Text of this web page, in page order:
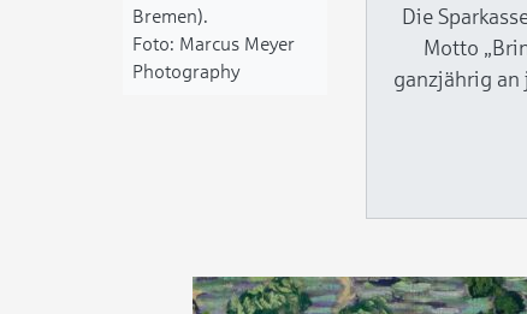
Bremen).
Marcus Meyer
Photography
Die
Motto
ganzjährig an